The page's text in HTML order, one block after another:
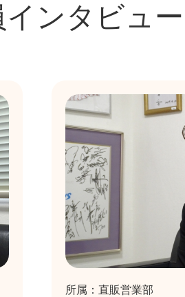
ンタビュー
所属：直販営業部